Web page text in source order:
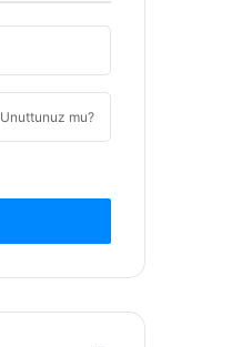
Unuttunuz mu?